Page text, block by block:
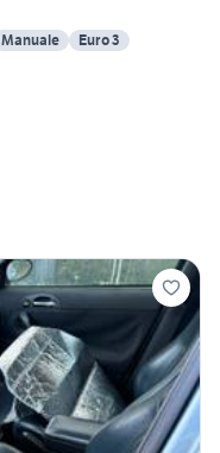
Manuale Euro 3